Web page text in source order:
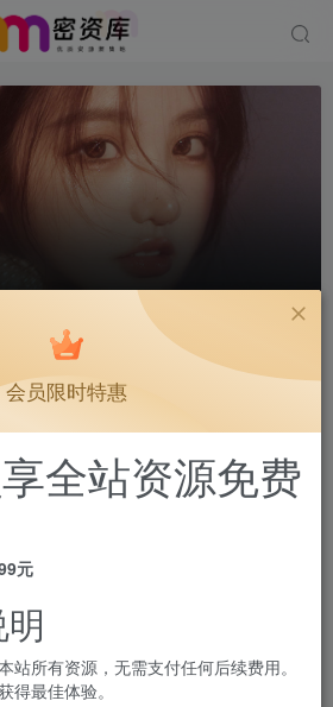
评论
会员限时特惠
全站资源免费
元
站所有资源，无需支付任何后续费用。
得最佳体验。